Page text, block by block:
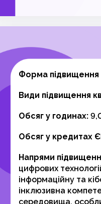
Форма підвищення
Види підвищення
Обсяг у годинах:
Обсяг у кредитах
Напрями
цифрових
інформаційну та
інклюзивна
середовища,